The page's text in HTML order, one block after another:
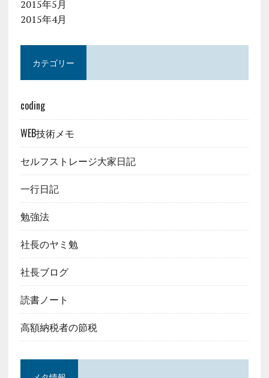
2015年5月
2015年4月
カテゴリー
coding
WEB技術メモ
セルフストレージ大家日記
一行日記
勉強法
社長のヤミ勉
社長ブログ
読書ノート
高額納税者の節税